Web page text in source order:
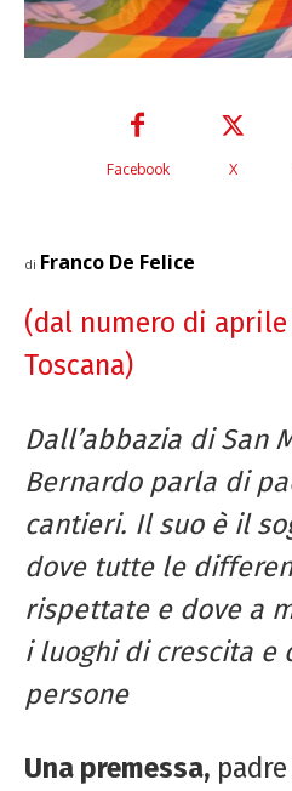
Facebook X
di Franco De Felice
(dal numero di
Toscana)
Dall’abbazia di San
Bernardo parla di
cantieri. Il suo è il
dove tutte le
rispettate e dove a
i luoghi di crescita e
persone
Una premessa,